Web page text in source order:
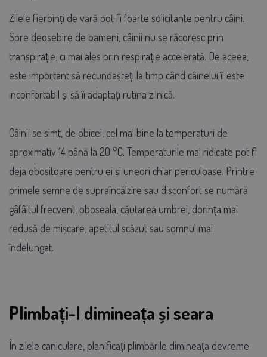
Zilele fierbinți de vară pot fi foarte solicitante pentru câini.
Spre deosebire de oameni, câinii nu se răcoresc prin
transpirație, ci mai ales prin respirație accelerată. De aceea,
este important să recunoașteți la timp când câinelui îi este
inconfortabil și să îi adaptați rutina zilnică.
Câinii se simt, de obicei, cel mai bine la temperaturi de
aproximativ 14 până la 20 °C. Temperaturile mai ridicate pot fi
deja obositoare pentru ei și uneori chiar periculoase. Printre
primele semne de supraîncălzire sau disconfort se numără
gâfâitul frecvent, oboseala, căutarea umbrei, dorința mai
redusă de mișcare, apetitul scăzut sau somnul mai
îndelungat.
Plimbați-l dimineața și seara
În zilele caniculare, planificați plimbările dimineața devreme